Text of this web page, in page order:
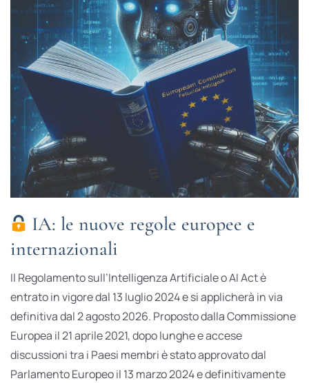
IA: le nuove regole europee e
internazionali
Il Regolamento sull’Intelligenza Artificiale o AI Act è
entrato in vigore dal 13 luglio 2024 e si applicherà in via
definitiva dal 2 agosto 2026. Proposto dalla Commissione
Europea il 21 aprile 2021, dopo lunghe e accese
discussioni tra i Paesi membri è stato approvato dal
Parlamento Europeo il 13 marzo 2024 e definitivamente